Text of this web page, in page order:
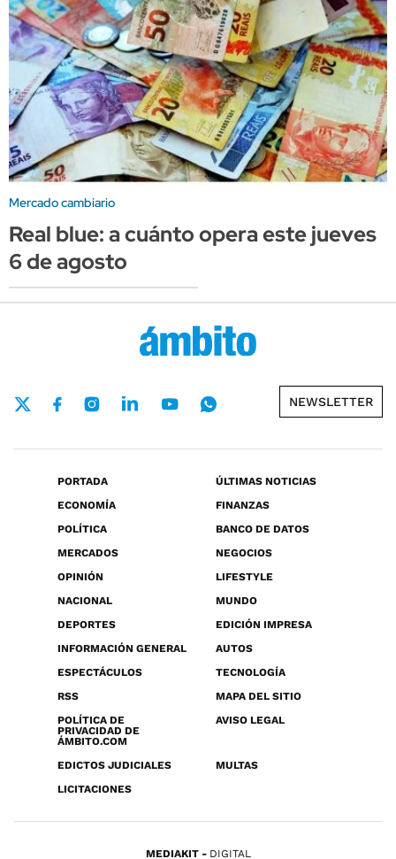
Mercado cambiario
Real blue: a cuánto opera este jueves
6 de agosto
NEWSLETTER
PORTADA
ÚLTIMAS NOTICIAS
ECONOMÍA
FINANZAS
POLÍTICA
BANCO DE DATOS
MERCADOS
NEGOCIOS
OPINIÓN
LIFESTYLE
NACIONAL
MUNDO
DEPORTES
EDICIÓN IMPRESA
INFORMACIÓN GENERAL
AUTOS
ESPECTÁCULOS
TECNOLOGÍA
RSS
MAPA DEL SITIO
POLÍTICA DE
PRIVACIDAD DE
ÁMBITO.COM
AVISO LEGAL
EDICTOS JUDICIALES
MULTAS
LICITACIONES
MEDIAKIT DIGITAL